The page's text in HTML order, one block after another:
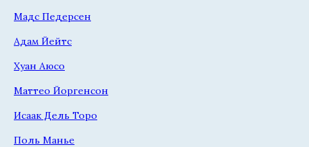
Мадс Педерсен
Адам Йейтс
Хуан Аюсо
Маттео Йоргенсон
Исаак Дель Торо
Поль Манье